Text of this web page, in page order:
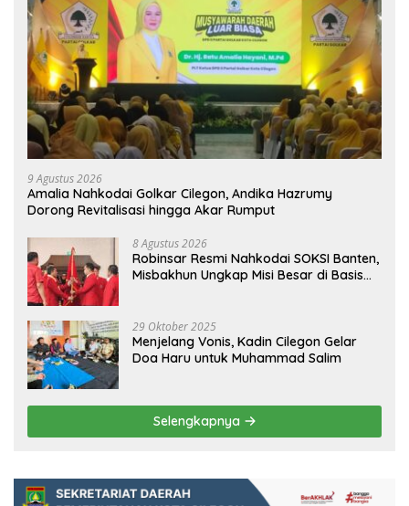
9 Agustus 2026
Amalia Nahkodai Golkar Cilegon, Andika Hazrumy
Dorong Revitalisasi hingga Akar Rumput
8 Agustus 2026
Robinsar Resmi Nahkodai SOKSI Banten,
Misbakhun Ungkap Misi Besar di Basis
29 Oktober 2025
Menjelang Vonis, Kadin Cilegon Gelar
Doa Haru untuk Muhammad Salim
Selengkapnya